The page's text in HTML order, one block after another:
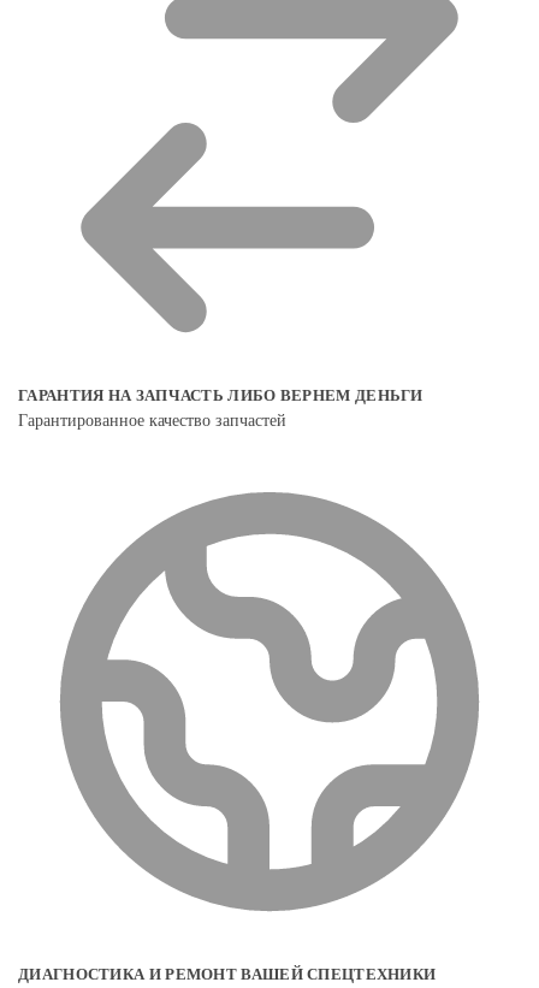
ГАРАНТИЯ НА ЗАПЧАСТЬ ЛИБО ВЕРНЕМ ДЕНЬГИ
Гарантированное качество запчастей
ДИАГНОСТИКА И РЕМОНТ ВАШЕЙ СПЕЦТЕХНИКИ